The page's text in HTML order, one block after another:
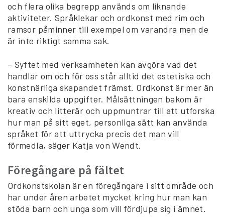
och flera olika begrepp används om liknande
aktiviteter. Språklekar och ordkonst med rim och
ramsor påminner till exempel om varandra men de
är inte riktigt samma sak.
– Syftet med verksamheten kan avgöra vad det
handlar om och för oss står alltid det estetiska och
konstnärliga skapandet främst. Ordkonst är mer än
bara enskilda uppgifter. Målsättningen bakom är
kreativ och litterär och uppmuntrar till att utforska
hur man på sitt eget, personliga sätt kan använda
språket för att uttrycka precis det man vill
förmedla, säger Katja von Wendt.
Föregångare på fältet
Ordkonstskolan är en föregångare i sitt område och
har under åren arbetet mycket kring hur man kan
stöda barn och unga som vill fördjupa sig i ämnet.